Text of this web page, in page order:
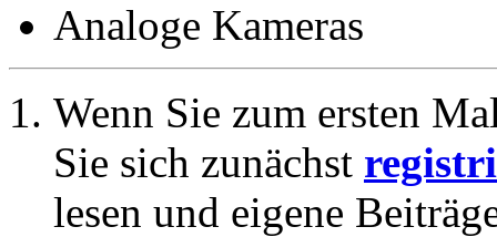
Analoge Kameras
Wenn Sie zum ersten
Sie sich zunächst
lesen und eigene